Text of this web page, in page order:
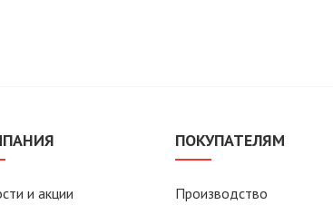
и акции
ПОКУПАТЕЛЯМ
Производство